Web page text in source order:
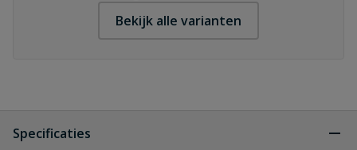
Bekijk alle varianten
Specificaties